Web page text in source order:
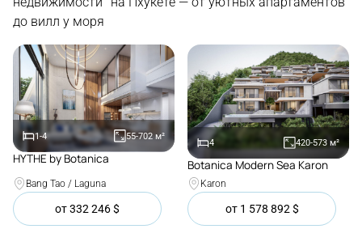
до вилл у моря
1-4 55-702 м²
Покупка
HYTHE by Botanica
Bang Tao / Laguna
от332 246$
4 420-573 м²
Botanica Modern Sea Karon
Karon
от 1 578 892 $